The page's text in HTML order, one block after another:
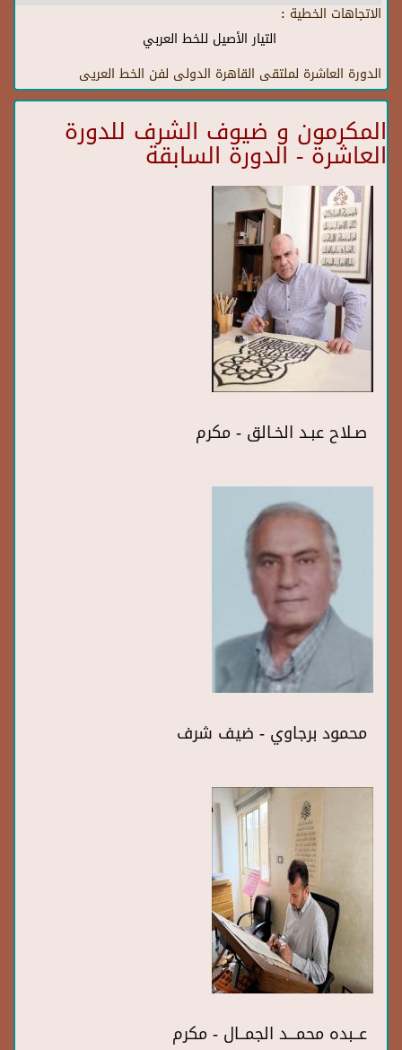
الاتجاهات الخطية :
التيار الأصيل للخط العربي
الدورة العاشرة لملتقى القاهرة الدولى لفن الخط العريى
المكرمون و ضيوف الشرف للدورة
العاشرة - الدورة السابقة
صـلاح عبـد الخـالق - مكرم
محمود برجاوي - ضيف شرف
عــبده محمـــد الجمــال - مكرم